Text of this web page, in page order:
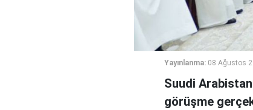
Yayınlanma: 08 Ağustos
Suudi
görüşme